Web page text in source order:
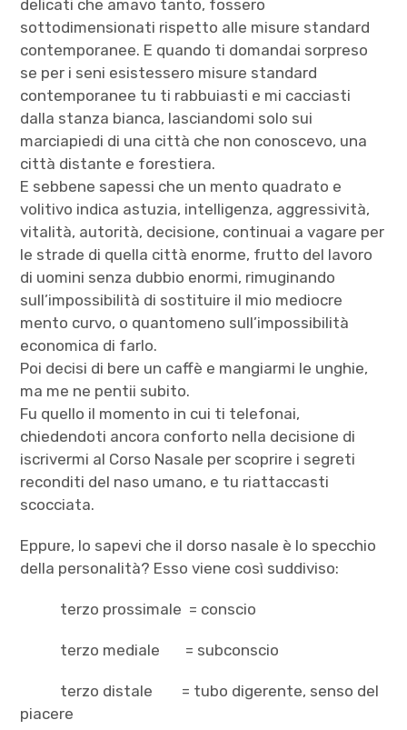
delicati che amavo tanto, fossero
sottodimensionati rispetto alle misure standard
contemporanee. E quando ti domandai sorpreso
se per i seni esistessero misure standard
contemporanee tu ti rabbuiasti e mi cacciasti
dalla stanza bianca, lasciandomi solo sui
marciapiedi di una città che non conoscevo, una
città distante e forestiera.
E sebbene sapessi che un mento quadrato e
volitivo indica astuzia, intelligenza, aggressività,
vitalità, autorità, decisione, continuai a vagare per
le strade di quella città enorme, frutto del lavoro
di uomini senza dubbio enormi, rimuginando
sull’impossibilità di sostituire il mio mediocre
mento curvo, o quantomeno sull’impossibilità
economica di farlo.
Poi decisi di bere un caffè e mangiarmi le unghie,
ma me ne pentii subito.
Fu quello il momento in cui ti telefonai,
chiedendoti ancora conforto nella decisione di
iscrivermi al Corso Nasale per scoprire i segreti
reconditi del naso umano, e tu riattaccasti
scocciata.
Eppure, lo sapevi che il dorso nasale è lo specchio
della personalità? Esso viene così suddiviso:
terzo prossimale = conscio
terzo mediale = subconscio
terzo distale = tubo digerente, senso del
piacere